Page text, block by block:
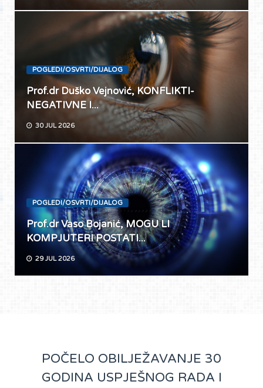
POGLEDI/OSVRTI/DIJALOG
Prof.dr Duško Vejnović, KONFLIKTI-
NEGATIVNE I...
30 JUL 2026
POGLEDI/OSVRTI/DIJALOG
Prof.dr Vaso Bojanić, MOGU LI
KOMPJUTERI POSTATI...
29 JUL 2026
POČELO OBILJEŽAVANJE 30
GODINA USPJEŠNOG RADA I